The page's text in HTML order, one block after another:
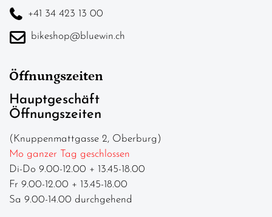
+41 34 423 13 00
bikeshop@bluewin.ch
Öffnungszeiten
Hauptgeschäft
Öffnungszeiten
(Knuppenmattgasse 2, Oberburg)
Mo ganzer Tag geschlossen
Di-Do 9.00-12.00 + 13.45-18.00
Fr 9.00-12.00 + 13.45-18.00
Sa 9.00-14.00 durchgehend